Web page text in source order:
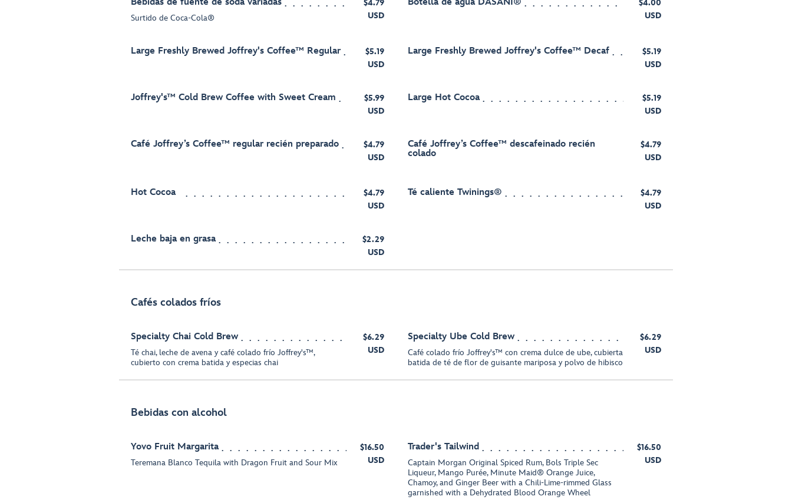
Surtido de Coca-Cola®
$4.79
USD
$4.00
USD
Large Freshly Brewed Joffrey's Coffee™ Regular
$5.19
USD
Large Freshly Brewed Joffrey's Coffee™ Decaf
$5.19
USD
Joffrey's™ Cold Brew Coffee with Sweet Cream
$5.99
USD
Large Hot Cocoa
$5.19
USD
Café Joffrey’s Coffee™ regular recién preparado
$4.79
USD
Café Joffrey’s Coffee™ descafeinado recién
colado
$4.79
USD
Hot Cocoa
$4.79
USD
Té caliente Twinings®
$4.79
USD
Leche baja en grasa
$2.29
USD
Cafés colados fríos
Specialty Chai Cold Brew
Té chai, leche de avena y café colado frío Joffrey's™,
cubierto con crema batida y especias chai
$6.29
USD
Specialty Ube Cold Brew
Café colado frío Joffrey's™ con crema dulce de ube, cubierta
batida de té de flor de guisante mariposa y polvo de hibisco
$6.29
USD
Bebidas con alcohol
Yovo Fruit Margarita
Teremana Blanco Tequila with Dragon Fruit and Sour Mix
$16.50
USD
Trader's Tailwind
Captain Morgan Original Spiced Rum, Bols Triple Sec
Liqueur, Mango Purée, Minute Maid® Orange Juice,
Chamoy, and Ginger Beer with a Chili-Lime-rimmed Glass
garnished with a Dehydrated Blood Orange Wheel
$16.50
USD